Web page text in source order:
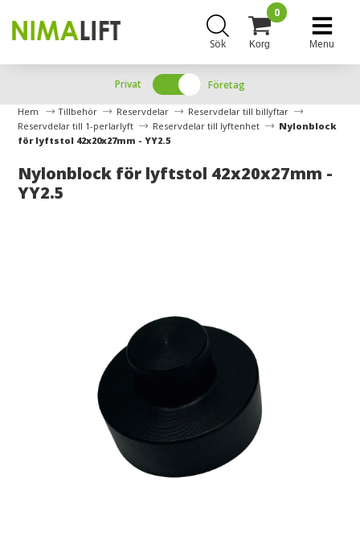
Sök Korg
0
Menu
Privat Företag
Hem Tillbehör Reservdelar
Reservdelar till billyftar
Reservdelar till 1-perlarlyft
Reservdelar till lyftenhet
Nylonblock
för lyftstol 42x20x27mm - YY2.5
Nylonblock för lyftstol 42x20x27mm -
YY2.5